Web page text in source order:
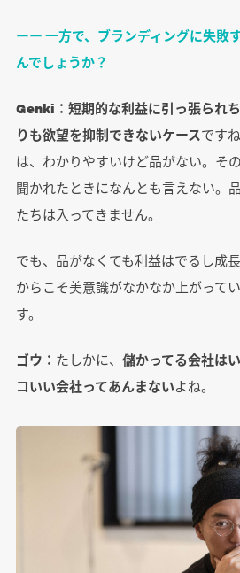
ーー 一方で、ブランディングに失敗
んでしょうか？
Genki： 短期的な利益に引っ張られ
りも欲望を抑制できないケースです
は、わかりやすいけど品がない。そ
聞かれたときになんとも言えない。
たちは入ってきません。
でも、品がなくても利益はでるし成
からこそ美意識がなかなか上がって
す。
ゴウ： たしかに、 儲かってる会社は
コいい会社ってあんまないよね。